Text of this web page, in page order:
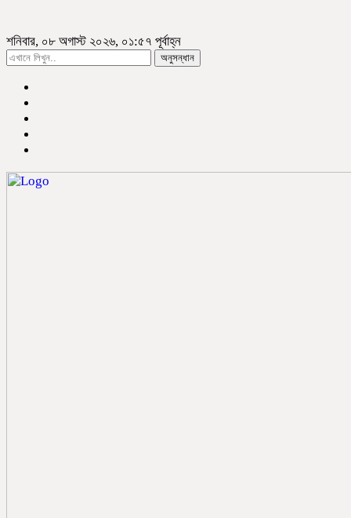
শনিবার, ০৮ অগাস্ট ২০২৬, ০১:৫৭ পূর্বাহ্ন
অনুসন্ধান